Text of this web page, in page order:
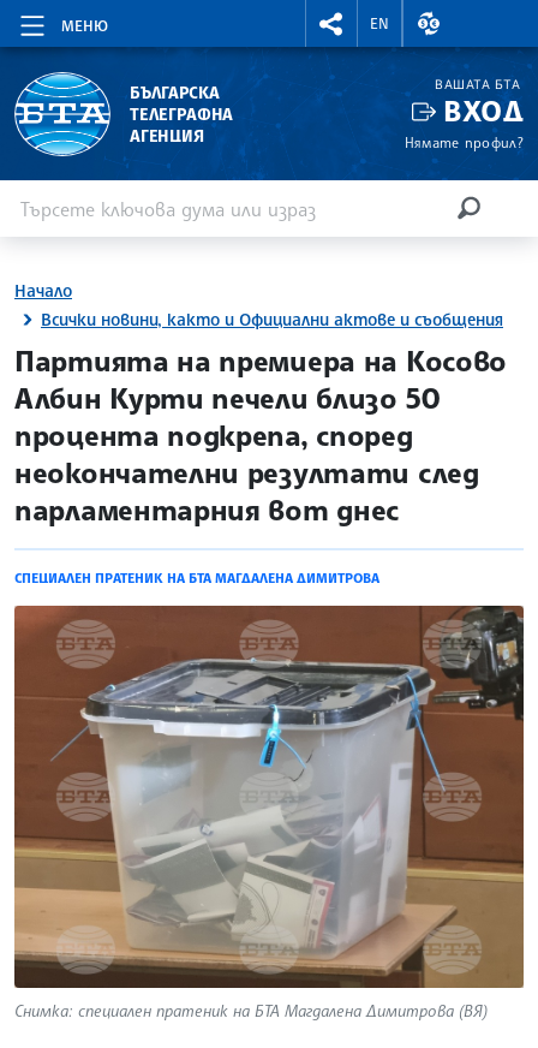
МЕНЮ
RIGHTMENU.SOCIAL
EN
ВАЛУТНИ
БЪЛГАРСКА
ТЕЛЕГРАФНА
АГЕНЦИЯ
ВАШАТА БТА
ВХОД
Нямате профил?
Начало
Всички новини, както и Официални актове и съобщения
site.bta
Партията на премиера на Косово
Албин Курти печели близо 50
процента подкрепа, според
неокончателни резултати след
парламентарния вот днес
СПЕЦИАЛЕН ПРАТЕНИК НА БТА МАГДАЛЕНА ДИМИТРОВА
Снимка: специален пратеник на БТА Магдалена Димитрова (ВЯ)